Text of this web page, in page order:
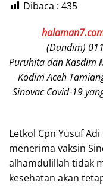
Dibaca : 435
(Dandim)
Puruhita dan Kasdim
Kodim Aceh
Sinovac Covid-19
Letkol Cpn Yusuf
menerima vaksin
alhamdulillah tidak
kesehatan akan